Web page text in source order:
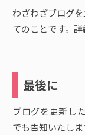
わざわざブログ
てのことです。
最後に
ブログを更新し
でも告知いたしま